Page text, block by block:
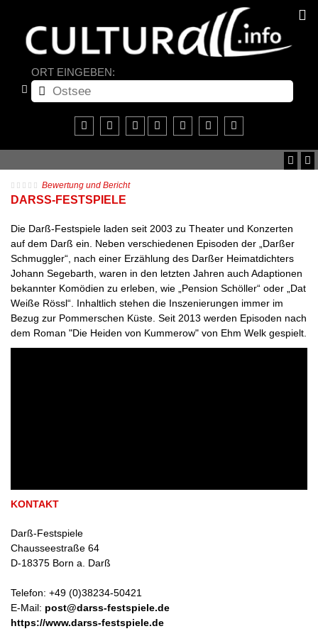
ORT EINGEBEN:
Bewertung und Bericht
DARSS-FESTSPIELE
Die Darß-Festspiele laden seit 2003 zu Theater und Konzerten
auf dem Darß ein. Neben verschiedenen Episoden der „Darßer
Schmuggler“, nach einer Erzählung des Darßer Heimatdichters
Johann Segebarth, waren in den letzten Jahren auch Adaptionen
bekannter Komödien zu erleben, wie „Pension Schöller“ oder „Dat
Weiße Rössl“. Inhaltlich stehen die Inszenierungen immer im
Bezug zur Pommerschen Küste. Seit 2013 werden Episoden nach
dem Roman "Die Heiden von Kummerow" von Ehm Welk gespielt.
KONTAKT
Darß-Festspiele
Chausseestraße 64
D-18375 Born a. Darß
Telefon: +49 (0)38234-50421
E-Mail: post@darss-festspiele.de
https://www.darss-festspiele.de